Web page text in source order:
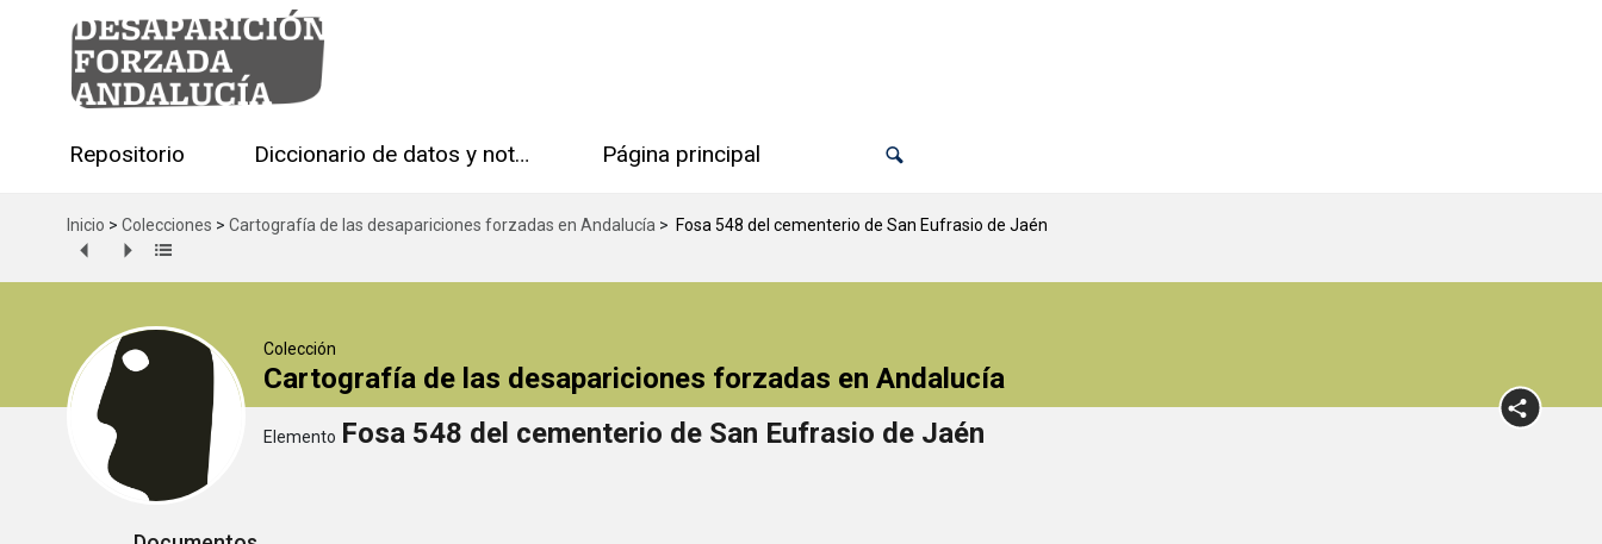
Repositorio Diccionario de datos y notas técnicas Página principal
Inicio > Colecciones > Cartografía de las desapariciones forzadas en Andalucía > Fosa 548 del cementerio de San Eufrasio de Jaén
Colección
Cartografía de las desapariciones forzadas en Andalucía
Elemento Fosa 548 del cementerio de San Eufrasio de Jaén